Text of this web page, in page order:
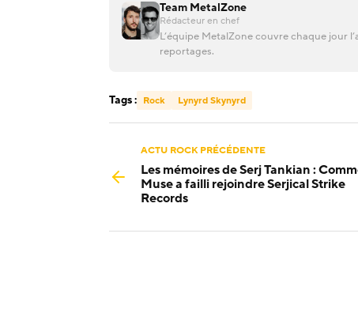
Team MetalZone
Rédacteur en chef
L’équipe MetalZone couvre chaque jour
reportages.
Tags : Rock Lynyrd Skynyrd
ACTU ROCK PRÉCÉDENTE
Les mémoires de Serj Tankian :
Muse a failli rejoindre Serjical Strike
Records